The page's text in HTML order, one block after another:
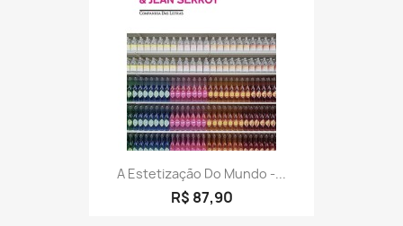
A Estetização Do Mundo -...
R$ 87,90